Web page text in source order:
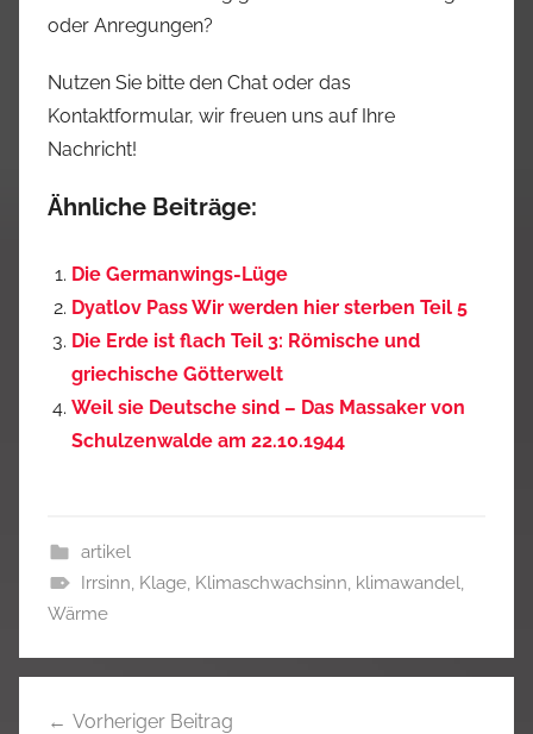
oder Anregungen?
Nutzen Sie bitte den Chat oder das
Kontaktformular, wir freuen uns auf Ihre
Nachricht!
Ähnliche Beiträge:
Die Germanwings-Lüge
Dyatlov Pass Wir werden hier sterben Teil 5
Die Erde ist flach Teil 3: Römische und
griechische Götterwelt
Weil sie Deutsche sind – Das Massaker von
Schulzenwalde am 22.10.1944
artikel
Irrsinn, Klage, Klimaschwachsinn, klimawandel,
Wärme
Vorheriger Beitrag